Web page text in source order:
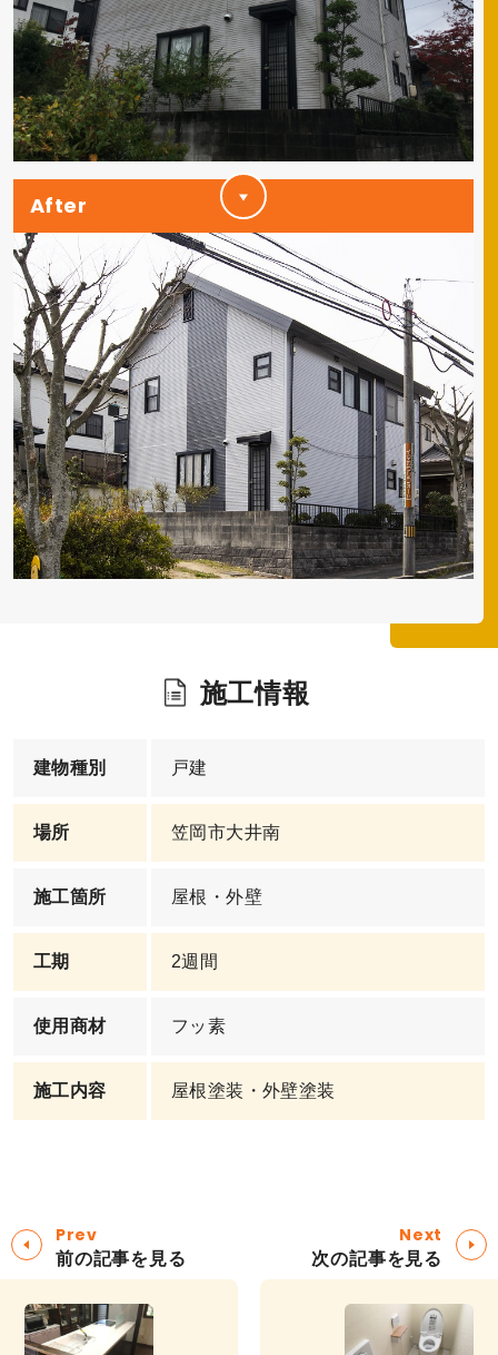
After
施工情報
建物種別 戸建
場所 笠岡市大井南
施工箇所 屋根・外壁
工期 2週間
使用商材 フッ素
施工内容 屋根塗装・外壁塗装
Prev
前の記事を見る
Next
次の記事を見る